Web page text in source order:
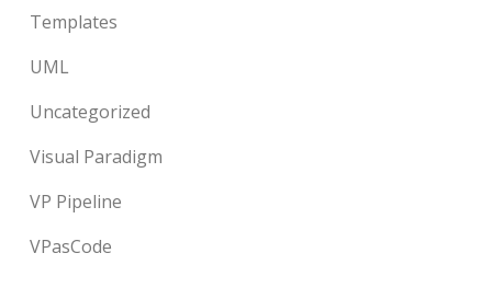
Templates
UML
Uncategorized
Visual Paradigm
VP Pipeline
VPasCode